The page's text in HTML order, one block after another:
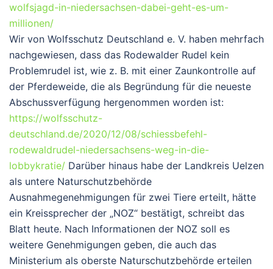
wolfsjagd-in-niedersachsen-dabei-geht-es-um-
millionen/
Wir von Wolfsschutz Deutschland e. V. haben mehrfach
nachgewiesen, dass das Rodewalder Rudel kein
Problemrudel ist, wie z. B. mit einer Zaunkontrolle auf
der Pferdeweide, die als Begründung für die neueste
Abschussverfügung hergenommen worden ist:
https://wolfsschutz-
deutschland.de/2020/12/08/schiessbefehl-
rodewaldrudel-niedersachsens-weg-in-die-
lobbykratie/ Darüber hinaus habe der Landkreis Uelzen
als untere Naturschutzbehörde
Ausnahmegenehmigungen für zwei Tiere erteilt, hätte
ein Kreissprecher der „NOZ“ bestätigt, schreibt das
Blatt heute. Nach Informationen der NOZ soll es
weitere Genehmigungen geben, die auch das
Ministerium als oberste Naturschutzbehörde erteilen